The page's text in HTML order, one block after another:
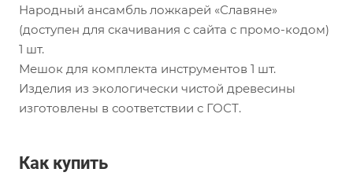
Народный ансамбль ложкарей «Славяне»
(доступен для скачивания с сайта с промо-кодом)
1 шт.
Мешок для комплекта инструментов 1 шт.
Изделия из экологически чистой древесины
изготовлены в соответствии с ГОСТ.
Как купить